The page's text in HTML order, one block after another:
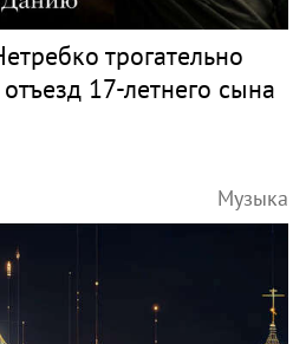
трогательно
17-летнего сына
Музыка